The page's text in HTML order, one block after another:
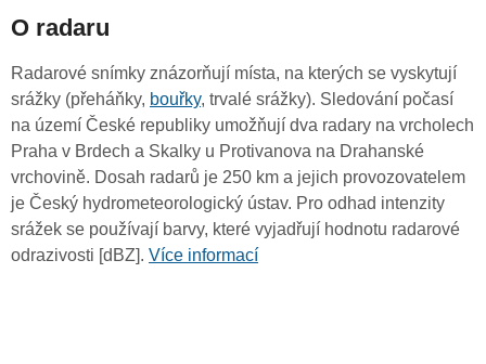
O radaru
Radarové snímky znázorňují místa, na kterých se vyskytují
srážky (přeháňky, bouřky, trvalé srážky). Sledování počasí
na území České republiky umožňují dva radary na vrcholech
Praha v Brdech a Skalky u Protivanova na Drahanské
vrchovině. Dosah radarů je 250 km a jejich provozovatelem
je Český hydrometeorologický ústav. Pro odhad intenzity
srážek se používají barvy, které vyjadřují hodnotu radarové
odrazivosti [dBZ]. Více informací